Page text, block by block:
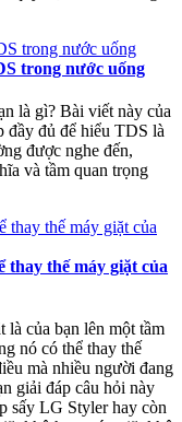
trong nước uống
là gì? Bài viết này của
đầy đủ để hiểu TDS là
được nghe đến,
và tầm quan trọng
thay thế máy giặt của
là của bạn lên một tầm
nó có thể thay thế
mà nhiều người đang
giải đáp câu hỏi này
sấy LG Styler hay còn